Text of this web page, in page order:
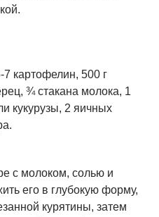
7 картофелин, 500 г
¾ стакана молока, 1
кукурузы, 2 яичных
с молоком, солью и
его в глубокую форму,
курятины, затем